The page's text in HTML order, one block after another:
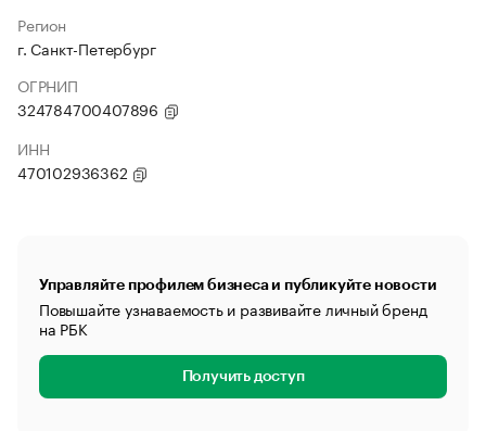
Регион
г. Санкт-Петербург
ОГРНИП
324784700407896
ИНН
470102936362
Управляйте профилем бизнеса и публикуйте новости
Повышайте узнаваемость и развивайте личный бренд
на РБК
Получить доступ